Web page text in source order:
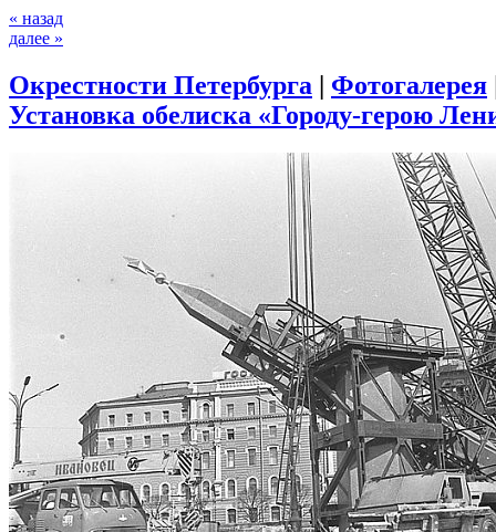
« назад
далее »
Окрестности Петербурга | Фотогалерея
Установка обелиска «Городу-герою